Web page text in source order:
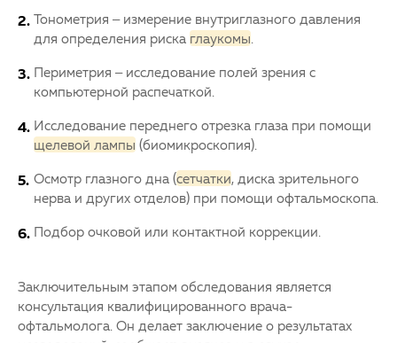
Тонометрия – измерение внутриглазного давления
для определения риска глаукомы
Периметрия – исследование полей зрения с
компьютерной распечаткой.
Исследование переднего отрезка глаза при помощи
щелевой лампы (биомикроскопия).
Осмотр глазного дна (сетчатки , диска зрительного
нерва и других отделов) при помощи офтальмоскопа.
Подбор очковой или контактной коррекции.
Заключительным этапом обследования является
консультация квалифицированного врача-
офтальмолога. Он делает заключение о результатах